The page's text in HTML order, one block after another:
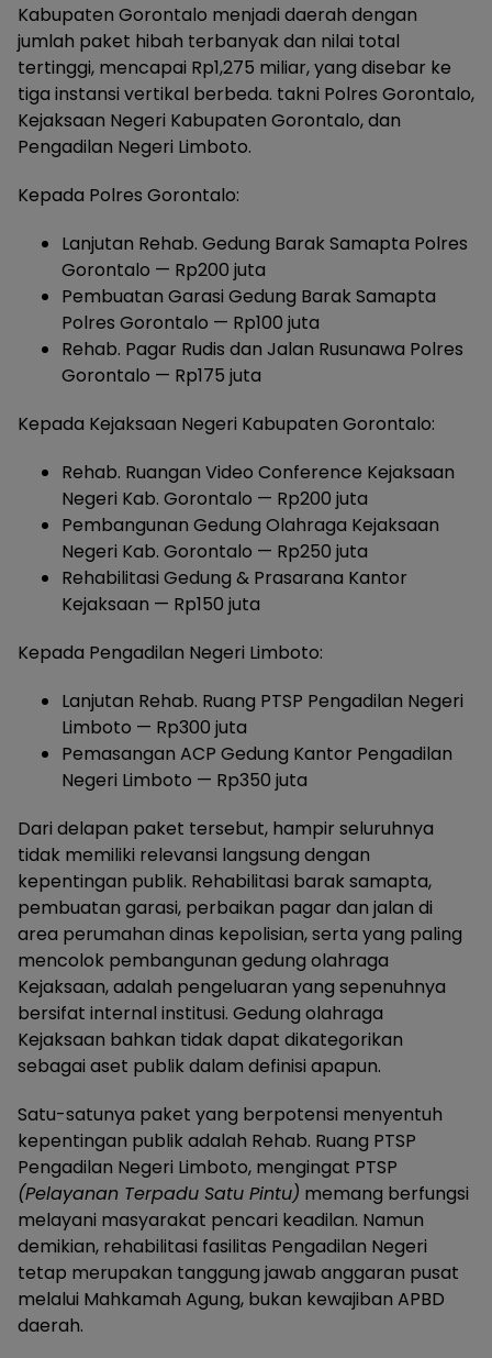
Kabupaten Gorontalo menjadi daerah dengan
jumlah paket hibah terbanyak dan nilai total
tertinggi, mencapai Rp1,275 miliar, yang disebar ke
tiga instansi vertikal berbeda. takni Polres Gorontalo,
Kejaksaan Negeri Kabupaten Gorontalo, dan
Pengadilan Negeri Limboto.
Kepada Polres Gorontalo:
Lanjutan Rehab. Gedung Barak Samapta Polres
Gorontalo — Rp200 juta
Pembuatan Garasi Gedung Barak Samapta
Polres Gorontalo — Rp100 juta
Rehab. Pagar Rudis dan Jalan Rusunawa Polres
Gorontalo — Rp175 juta
Kepada Kejaksaan Negeri Kabupaten Gorontalo:
Rehab. Ruangan Video Conference Kejaksaan
Negeri Kab. Gorontalo — Rp200 juta
Pembangunan Gedung Olahraga Kejaksaan
Negeri Kab. Gorontalo — Rp250 juta
Rehabilitasi Gedung & Prasarana Kantor
Kejaksaan — Rp150 juta
Kepada Pengadilan Negeri Limboto:
Lanjutan Rehab. Ruang PTSP Pengadilan Negeri
Limboto — Rp300 juta
Pemasangan ACP Gedung Kantor Pengadilan
Negeri Limboto — Rp350 juta
Dari delapan paket tersebut, hampir seluruhnya
tidak memiliki relevansi langsung dengan
kepentingan publik. Rehabilitasi barak samapta,
pembuatan garasi, perbaikan pagar dan jalan di
area perumahan dinas kepolisian, serta yang paling
mencolok pembangunan gedung olahraga
Kejaksaan, adalah pengeluaran yang sepenuhnya
bersifat internal institusi. Gedung olahraga
Kejaksaan bahkan tidak dapat dikategorikan
sebagai aset publik dalam definisi apapun.
Satu-satunya paket yang berpotensi menyentuh
kepentingan publik adalah Rehab. Ruang PTSP
Pengadilan Negeri Limboto, mengingat PTSP
(Pelayanan Terpadu Satu Pintu) memang berfungsi
melayani masyarakat pencari keadilan. Namun
demikian, rehabilitasi fasilitas Pengadilan Negeri
tetap merupakan tanggung jawab anggaran pusat
melalui Mahkamah Agung, bukan kewajiban APBD
daerah.